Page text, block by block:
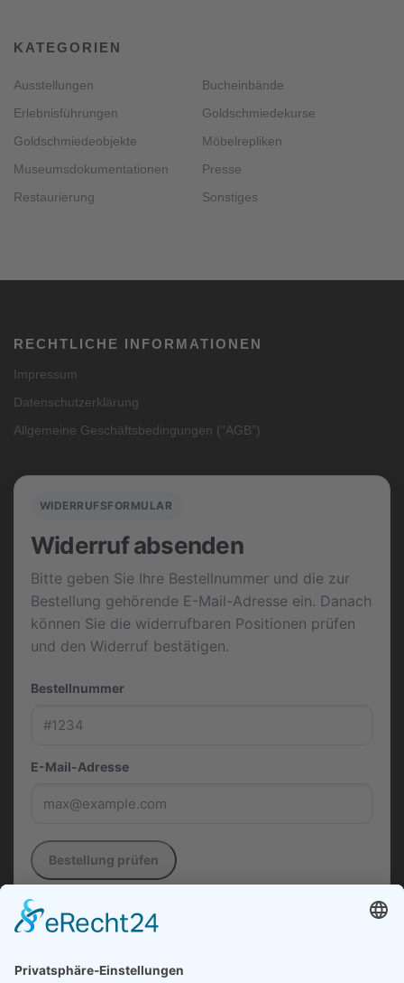
KATEGORIEN
Ausstellungen
Bucheinbände
Erlebnisführungen
Goldschmiedekurse
Goldschmiedeobjekte
Möbelrepliken
Museumsdokumentationen
Presse
Restaurierung
Sonstiges
RECHTLICHE INFORMATIONEN
Impressum
Datenschutzerklärung
Allgemeine Geschäftsbedingungen (“AGB”)
WIDERRUFSFORMULAR
Widerruf absenden
Bitte geben Sie Ihre Bestellnummer und die zur
Bestellung gehörende E-Mail-Adresse ein. Danach
können Sie die widerrufbaren Positionen prüfen
und den Widerruf bestätigen.
Bestellnummer
E-Mail-Adresse
Bestellung prüfen
Die in diesem Formular verwendeten Daten werden
ausschließlich zur Entgegennahme, Dokumentation